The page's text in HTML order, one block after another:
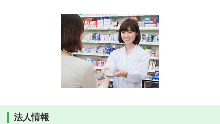
法人情報